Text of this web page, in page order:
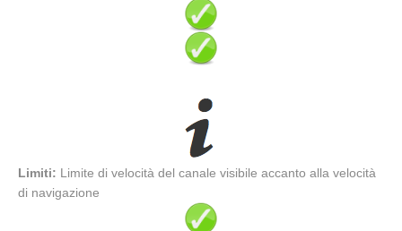
Limiti: Limite di velocità del canale visibile accanto alla velocità
di navigazione